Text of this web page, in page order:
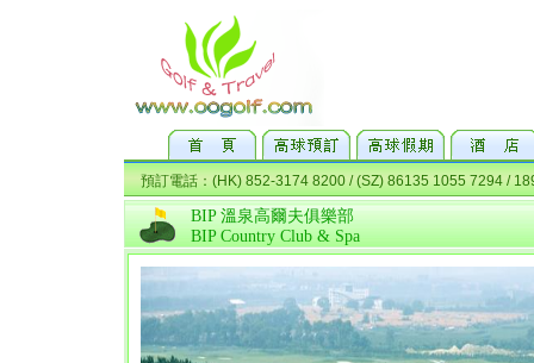
BIP 溫泉高爾夫俱樂部
BIP Country Club & Spa